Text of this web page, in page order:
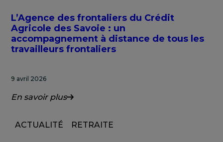
L’Agence des frontaliers du Crédit
Agricole des Savoie : un
accompagnement à distance de tous les
travailleurs frontaliers
9 avril 2026
En savoir plus
ACTUALITÉ RETRAITE